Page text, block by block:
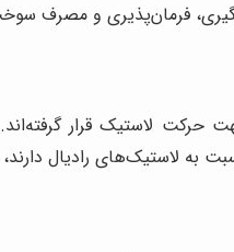
فرمان‌پذیری و مصرف
لاستیک قرار
لاستیک‌های رادیال دارند،